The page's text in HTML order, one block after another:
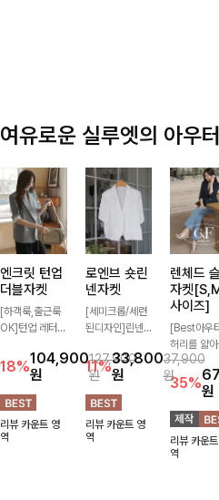
여유로운 실루엣의 아우터
엔크릿 턴업
더블자켓
[하객룩,출근룩
OK]턴업 레터링
있게 완성된 썸
머 자켓, 더블버
튼 디자인으로
깔끔하고 세련된
무드가 느껴져요
🩶 가볍고 시원
18%104,900
원
127,900
원
리뷰 카운트 영
역
로엔브 숏린
넨자켓
[세미크롭/세련
된디자인]린넨
볍고 드라이한
소재감으로 한여
름에도 부담 없
이 툭 걸치기 좋
은 반팔 자켓, 크
롭에 가까운 깔
11%33,800
원
37,900
원
리뷰 카운트 영
역
렌체드
자켓
사이즈]
[Best아우
허리를 얇아
게 만들어줄
림핏! 깔끔
단정한 핏으
고급스러운
기를 연출
아우터로 데
로도, 특별한
35%원
리뷰 카운
역